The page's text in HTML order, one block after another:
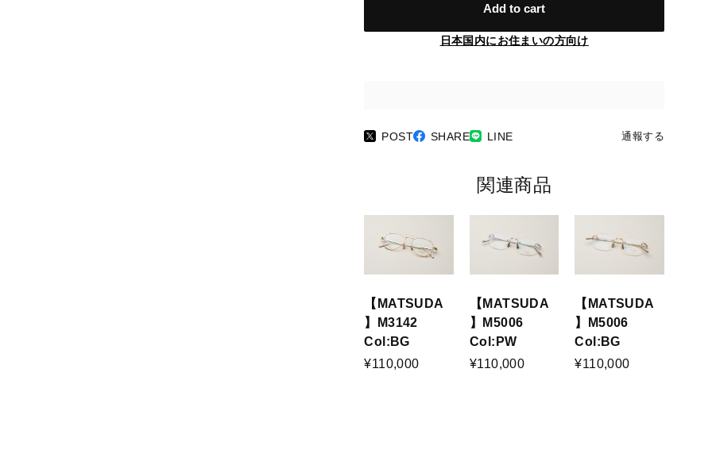
Add to cart
日本国内にお住まいの方向け
POST SHARE LINE 通報する
関連商品
【MATSUDA
】M3142
Col:BG
¥110,000
【MATSUDA
】M5006
Col:PW
¥110,000
【MATSUDA
】M5006
Col:BG
¥110,000